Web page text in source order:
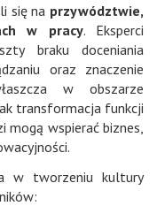
się na przywództwie,
w pracy. Eksperci
braku doceniania
oraz znaczenie
w obszarze
transformacja funkcji
mogą wspierać biznes,
w tworzeniu kultury